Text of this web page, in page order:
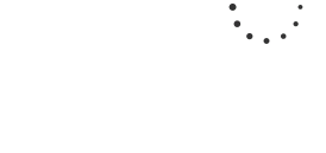
Упругий элемент для муфты HRC